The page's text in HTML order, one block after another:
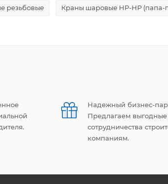
резьбовые Краны шаровые НР-НР (папа-
Надежный бизнес-
Предлагаем выгодные
сотрудничества
компаниям.